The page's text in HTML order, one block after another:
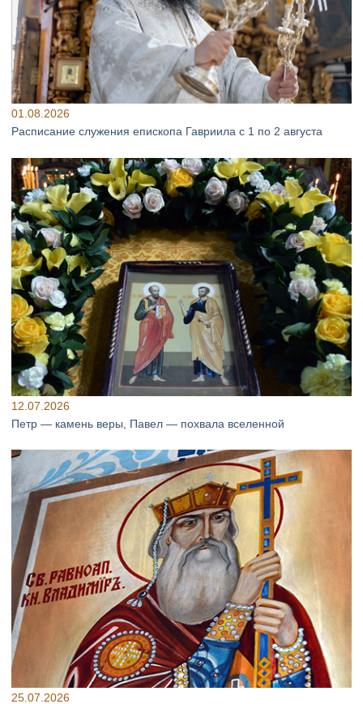
01.08.2026
Расписание служения епископа Гавриила с 1 по 2 августа
12.07.2026
Петр — камень веры, Павел — похвала вселенной
25.07.2026